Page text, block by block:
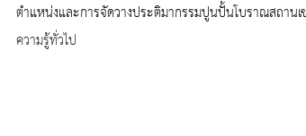
ตำแหน่งและการจัดวางประติมากรรมปูนปั้นโบราณสถานเ
ความรู้ทั่วไป